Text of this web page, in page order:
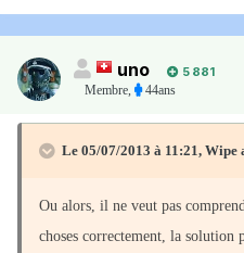
uno
5 881
Membre, 44ans
Le 05/07/2013 à 11:21, Wipe
Ou alors, il ne veut pas
choses correctement, la